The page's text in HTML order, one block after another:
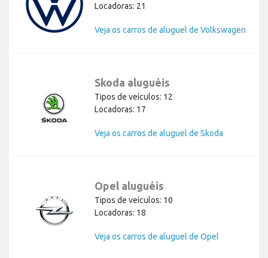
Locadoras: 21
Veja os carros de aluguel de Volkswagen
Skoda aluguéis
Tipos de veículos: 12
Locadoras: 17
Veja os carros de aluguel de Skoda
Opel aluguéis
Tipos de veículos: 10
Locadoras: 18
Veja os carros de aluguel de Opel